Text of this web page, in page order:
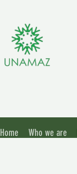
Home Who we are